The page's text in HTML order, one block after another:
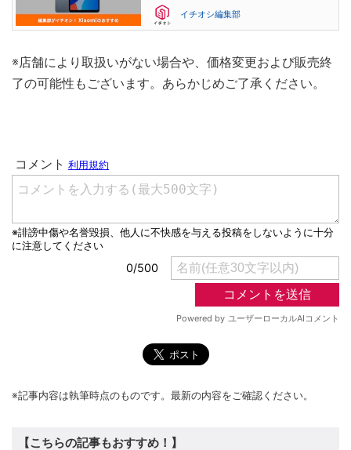
イチオシ編集部
※店舗により取扱いがない場合や、価格変更および販売終
了の可能性もございます。あらかじめご了承ください。
※記事内容は執筆時点のものです。最新の内容をご確認ください。
【こちらの記事もおすすめ！】